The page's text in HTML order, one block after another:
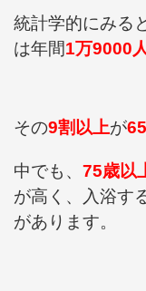
統計学的にみる
は年間1万9000
その9割以上が
中でも、 75歳以
が高く、入浴す
があります。